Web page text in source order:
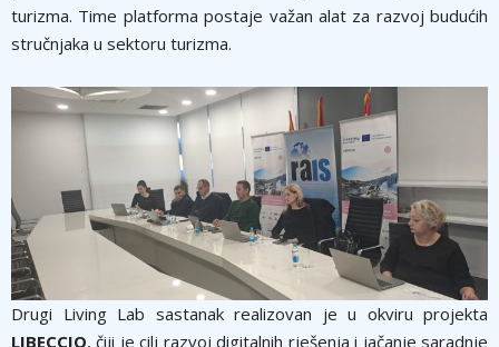
turizma. Time platforma postaje važan alat za razvoj budućih
stručnjaka u sektoru turizma.
Drugi Living Lab sastanak realizovan je u okviru projekta
LIBECCIO, čiji je cilj razvoj digitalnih rješenja i jačanje saradnje